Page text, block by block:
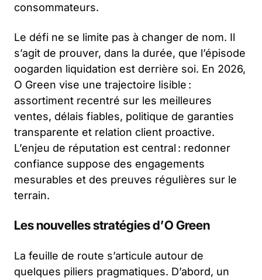
consommateurs.
Le défi ne se limite pas à changer de nom. Il
s’agit de prouver, dans la durée, que l’épisode
oogarden liquidation est derrière soi. En 2026,
O Green vise une trajectoire lisible :
assortiment recentré sur les meilleures
ventes, délais fiables, politique de garanties
transparente et relation client proactive.
L’enjeu de réputation est central : redonner
confiance suppose des engagements
mesurables et des preuves régulières sur le
terrain.
Les nouvelles stratégies d’O Green
La feuille de route s’articule autour de
quelques piliers pragmatiques. D’abord, un